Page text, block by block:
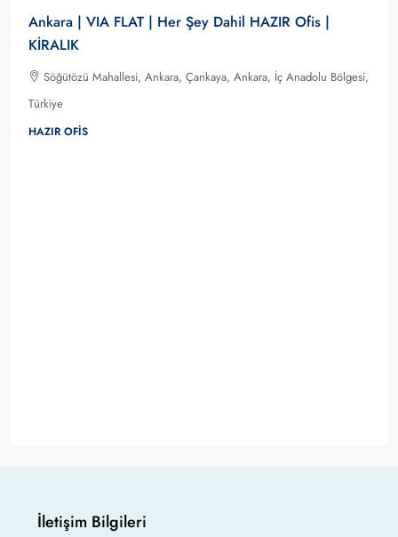
Ankara | VIA FLAT | Her Şey Dahil HAZIR Ofis |
KİRALIK
Söğütözü Mahallesi, Ankara, Çankaya, Ankara, İç Anadolu Bölgesi,
Türkiye
HAZIR OFIS
İletişim Bilgileri